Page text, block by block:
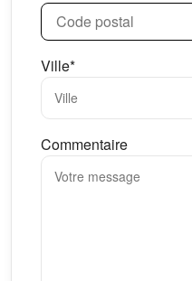
Ville*
Commentaire